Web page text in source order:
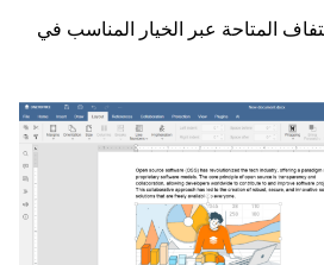
المتاحة عبر الخيار المناسب في